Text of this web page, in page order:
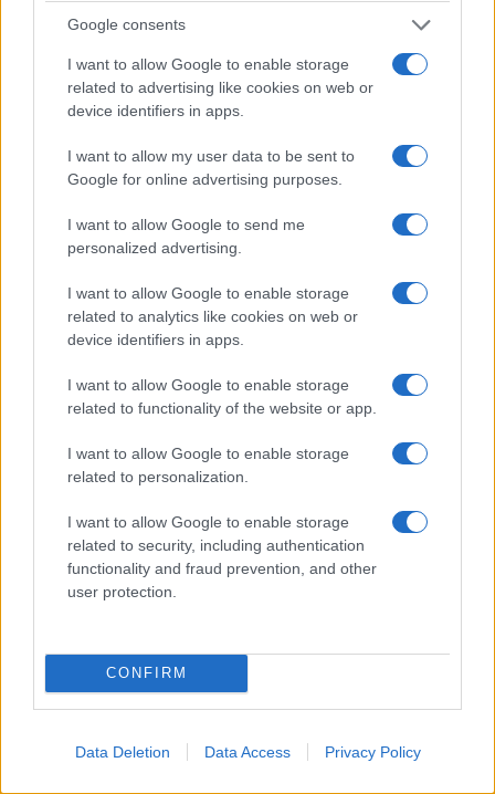
Google consents
I want to allow Google to enable storage
related to advertising like cookies on web or
device identifiers in apps.
I want to allow my user data to be sent to
Google for online advertising purposes.
I want to allow Google to send me
personalized advertising.
I want to allow Google to enable storage
related to analytics like cookies on web or
device identifiers in apps.
I want to allow Google to enable storage
related to functionality of the website or app.
I want to allow Google to enable storage
related to personalization.
I want to allow Google to enable storage
related to security, including authentication
functionality and fraud prevention, and other
user protection.
CONFIRM
Data Deletion Data Access Privacy Policy